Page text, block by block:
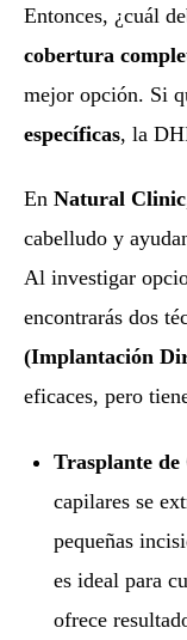
Entonces, ¿cuál
cobertura
mejor opción. Si
específicas, la
En Natural Clinic
cabelludo y
Al investigar
encontrarás dos
(Implantación
eficaces, pero
Trasplante
capilares se
pequeñas
es ideal para
ofrece